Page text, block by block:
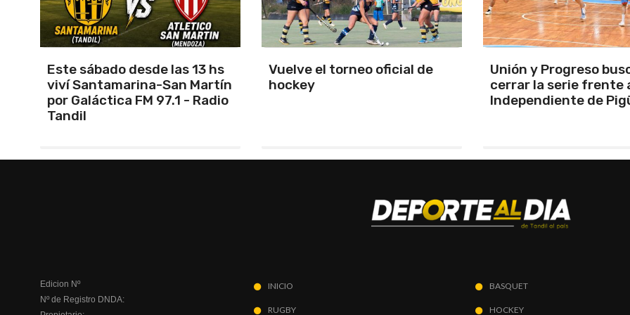
Vuelve el torneo oficial de
hockey
Unión y Progreso busca
cerrar la serie frente a
Se programó la
URD
Edicion Nº
Nº de Registro DNDA:
INICIO
RUGBY
BASQUET
HOCKEY